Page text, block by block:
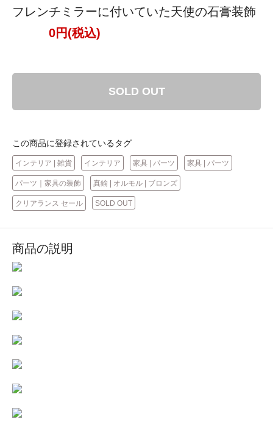
フレンチミラーに付いていた天使の石膏装飾
0円(税込)
SOLD OUT
この商品に登録されているタグ
インテリア | 雑貨 インテリア 家具 | パーツ 家具 | パーツ
パーツ｜家具の装飾 真鍮 | オルモル | ブロンズ
クリアランス セール SOLD OUT
商品の説明